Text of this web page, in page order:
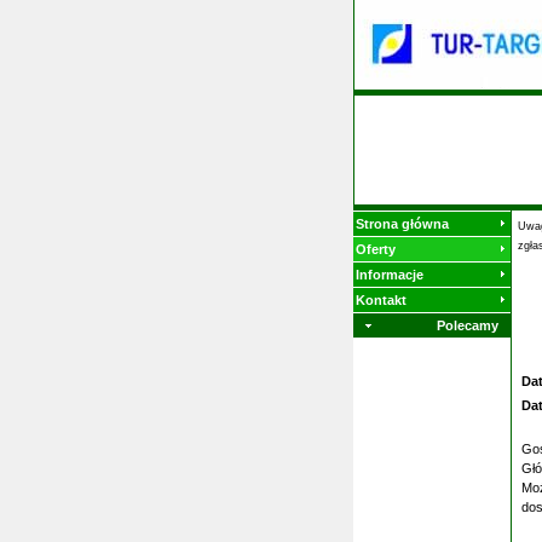
Strona główna
Oferty
Informacje
Kontakt
Polecamy